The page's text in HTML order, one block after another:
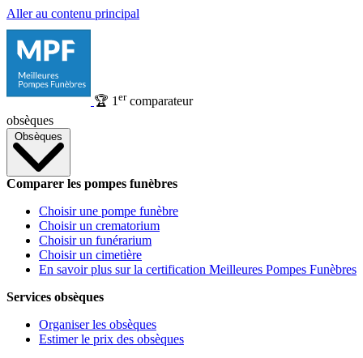
Aller au contenu principal
🏆 1 ercomparateur
obsèques
Obsèques
Comparer les pompes funèbres
Choisir une pompe funèbre
Choisir un crematorium
Choisir un funérarium
Choisir un cimetière
En savoir plus sur la certification Meilleures Pompes Funèbres
Services obsèques
Organiser les obsèques
Estimer le prix des obsèques